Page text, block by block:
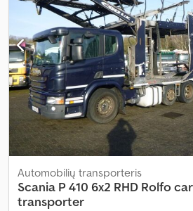
Automobilių transporteris
Scania P 410 6x2 RHD Rolfo car
transporter